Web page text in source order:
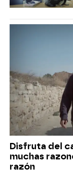
Disfruta del
muchas
razón